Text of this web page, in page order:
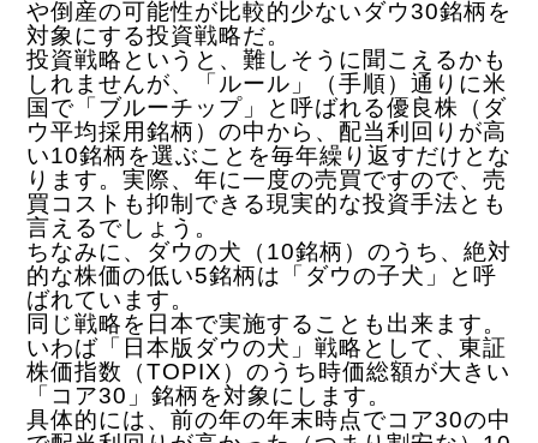
や倒産の可能性が比較的少ないダウ30銘柄を
対象にする投資戦略だ。
投資戦略というと、難しそうに聞こえるかも
しれませんが、「ルール」（手順）通りに米
国で「ブルーチップ」と呼ばれる優良株（ダ
ウ平均採用銘柄）の中から、配当利回りが高
い10銘柄を選ぶことを毎年繰り返すだけとな
ります。実際、年に一度の売買ですので、売
買コストも抑制できる現実的な投資手法とも
言えるでしょう。
ちなみに、ダウの犬（10銘柄）のうち、絶対
的な株価の低い5銘柄は「ダウの子犬」と呼
ばれています。
同じ戦略を日本で実施することも出来ます。
いわば「日本版ダウの犬」戦略として、東証
株価指数（TOPIX）のうち時価総額が大きい
「コア30」銘柄を対象にします。
具体的には、前の年の年末時点でコア30の中